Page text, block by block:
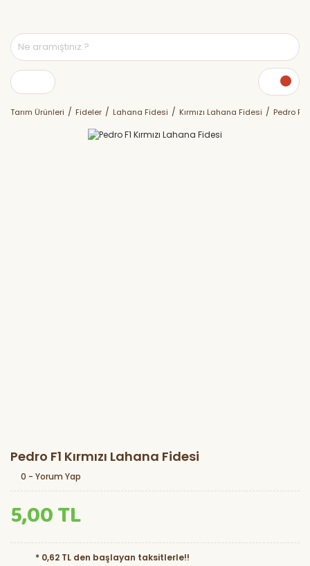
Tarım Ürünleri Fideler Lahana Fidesi Kırmızı Lahana Fidesi Pedro F1
Pedro F1 Kırmızı Lahana Fidesi
0 - Yorum Yap
5,00 TL
* 0,62 TL den başlayan taksitlerle!!